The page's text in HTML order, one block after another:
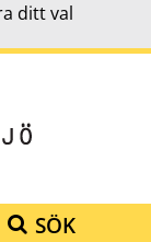
ditt val
SÖK